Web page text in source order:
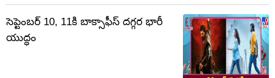
సెప్టెంబర్‌ 10, 11కి బాక్సాఫీస్ దగ్గర భారీ
యుద్ధం